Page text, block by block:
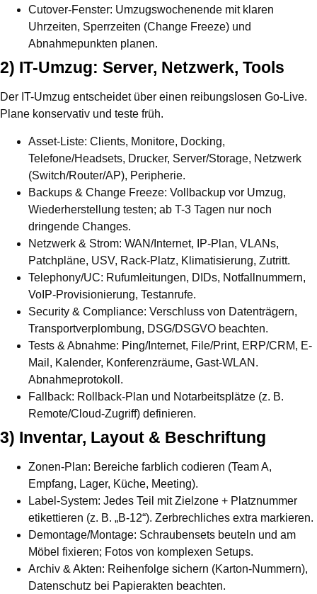
Cutover-Fenster: Umzugswochenende mit klaren
Uhrzeiten, Sperrzeiten (Change Freeze) und
Abnahmepunkten planen.
2) IT-Umzug: Server, Netzwerk, Tools
Der IT-Umzug entscheidet über einen reibungslosen Go-Live.
Plane konservativ und teste früh.
Asset-Liste: Clients, Monitore, Docking,
Telefone/Headsets, Drucker, Server/Storage, Netzwerk
(Switch/Router/AP), Peripherie.
Backups & Change Freeze: Vollbackup vor Umzug,
Wiederherstellung testen; ab T-3 Tagen nur noch
dringende Changes.
Netzwerk & Strom: WAN/Internet, IP-Plan, VLANs,
Patchpläne, USV, Rack-Platz, Klimatisierung, Zutritt.
Telephony/UC: Rufumleitungen, DIDs, Notfallnummern,
VoIP-Provisionierung, Testanrufe.
Security & Compliance: Verschluss von Datenträgern,
Transportverplombung, DSG/DSGVO beachten.
Tests & Abnahme: Ping/Internet, File/Print, ERP/CRM, E-
Mail, Kalender, Konferenzräume, Gast-WLAN.
Abnahmeprotokoll.
Fallback: Rollback-Plan und Notarbeitsplätze (z. B.
Remote/Cloud-Zugriff) definieren.
3) Inventar, Layout & Beschriftung
Zonen-Plan: Bereiche farblich codieren (Team A,
Empfang, Lager, Küche, Meeting).
Label-System: Jedes Teil mit Zielzone + Platznummer
etikettieren (z. B. „B-12“). Zerbrechliches extra markieren.
Demontage/Montage: Schraubensets beuteln und am
Möbel fixieren; Fotos von komplexen Setups.
Archiv & Akten: Reihenfolge sichern (Karton-Nummern),
Datenschutz bei Papierakten beachten.